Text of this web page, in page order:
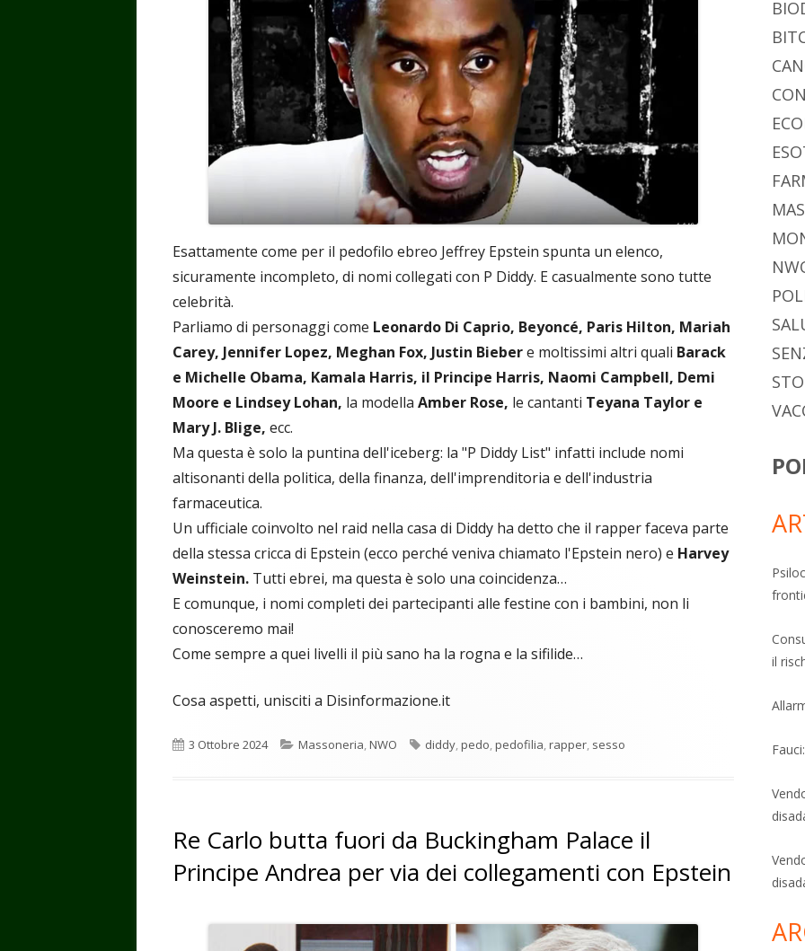
Esattamente come per il pedofilo ebreo Jeffrey Epstein spunta un elenco,
sicuramente incompleto, di nomi collegati con P Diddy. E casualmente sono tutte
celebrità.
Parliamo di personaggi come Leonardo Di Caprio, Beyoncé, Paris Hilton, Mariah
Carey, Jennifer Lopez, Meghan Fox, Justin Biebere moltissimi altri quali Barack
e Michelle Obama, Kamala Harris, il Principe Harris, Naomi Campbell, Demi
Moore e Lindsey Lohan, la modella Amber Rose, le cantanti Teyana Taylor e
Mary J. Blige, ecc.
Ma questa è solo la puntina dell'iceberg: la "P Diddy List" infatti include nomi
altisonanti della politica, della finanza, dell'imprenditoria e dell'industria
farmaceutica.
Un ufficiale coinvolto nel raid nella casa di Diddy ha detto che il rapper faceva parte
della stessa cricca di Epstein (ecco perché veniva chiamato l'Epstein nero) e Harvey
Weinstein. Tutti ebrei, ma questa è solo una coincidenza…
E comunque, i nomi completi dei partecipanti alle festine con i bambini, non li
conosceremo mai!
Come sempre a quei livelli il più sano ha la rogna e la sifilide…
Cosa aspetti, unisciti a Disinformazione.it
Pubblicato
3 Ottobre 2024 Categorie
Massoneria,NWO Tag
diddy,pedo,pedofilia,rapper, sesso
Re Carlo butta fuori da Buckingham Palace il
Principe Andrea per via dei collegamenti con Epstein
il